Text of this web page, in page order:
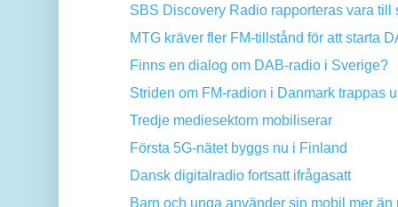
SBS Discovery Radio rapporteras vara till
MTG kräver fler FM-tillstånd för att starta
Finns en dialog om DAB-radio i Sverige?
Striden om FM-radion i Danmark trappas
Tredje mediesektorn mobiliserar
Första 5G-nätet byggs nu i Finland
Dansk digitalradio fortsatt ifrågasatt
Barn och unga använder sin mobil mer än